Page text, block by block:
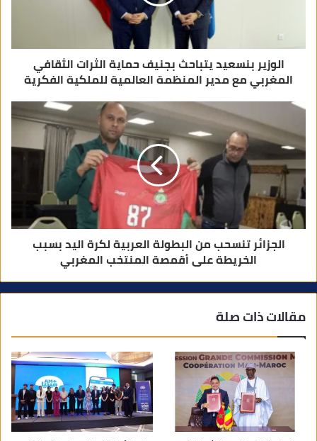
الوزير بنسعيد يتباحث بجنيف حماية الثرات الثقافي
المغربي مع مدير المنظمة العالمية للملكية الفكرية
الجزائر تنسحب من البطولة العربية لكرة اليد بسبب
الخريطة على أقمصة المنتخب المغربي
مقالات ذات صلة